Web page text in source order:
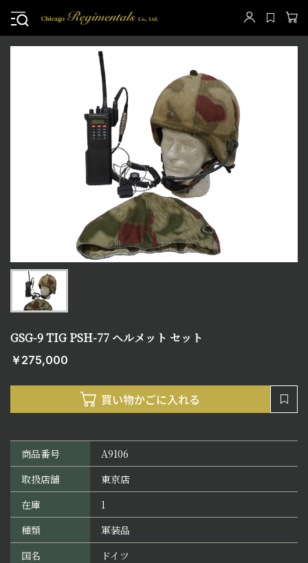
GSG-9 TIG PSH-77 ヘルメット セット
￥275,000
商品番号
A9106
取扱店舗
東京店
在庫
1
種類
軍装品
国名
ドイツ